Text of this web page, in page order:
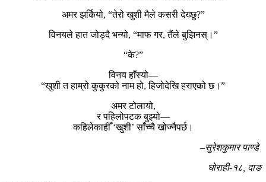
अमर झर्कियो, “तेरो खुशी मैले कसरी देख्छु?”
विनयले हात जोड्दै भन्यो, “माफ गर, तैंले बुझिनस्।”
“के?”
विनय हाँस्यो—
“खुशी त हाम्रो कुकुरको नाम हो, हिजोदेखि हराएको छ।”
अमर टोलायो,
र पहिलोपटक बुझ्यो—
कहिलेकाहीँ ‘खुशी’ साँच्चै खोज्नैपर्छ।
–सुरेशकुमार पाण्डे
घोराही-१८, दाङ